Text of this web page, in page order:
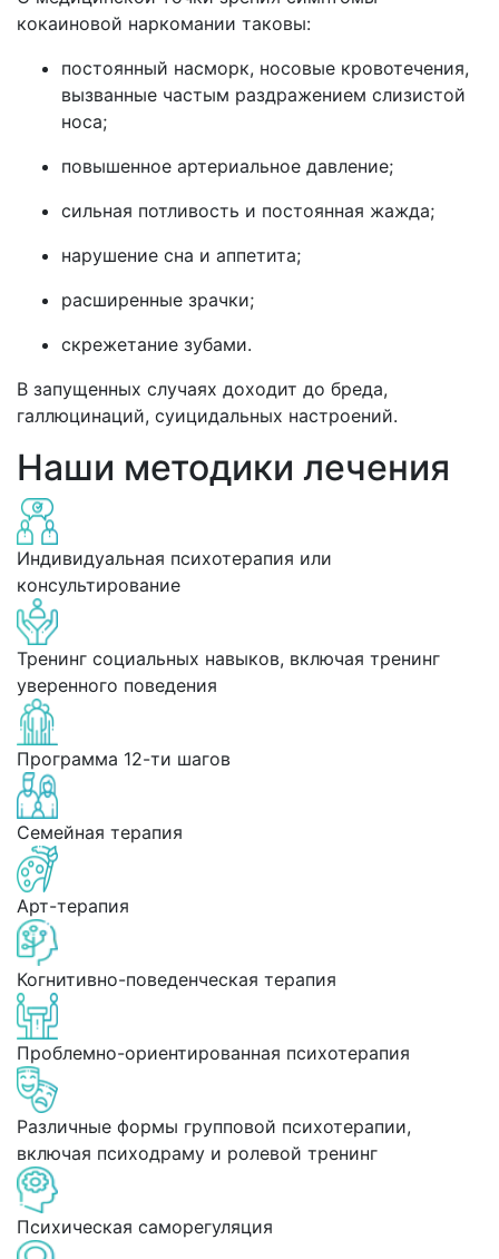
кокаиновой наркомании таковы:
постоянный насморк, носовые кровотечения,
вызванные частым раздражением слизистой
носа;
повышенное артериальное давление;
сильная потливость и постоянная жажда;
нарушение сна и аппетита;
расширенные зрачки;
скрежетание зубами.
В запущенных случаях доходит до бреда,
галлюцинаций, суицидальных настроений.
Наши методики лечения
Индивидуальная психотерапия или
консультирование
Тренинг социальных навыков, включая тренинг
уверенного поведения
Программа 12-ти шагов
Семейная терапия
Арт-терапия
Когнитивно-поведенческая терапия
Проблемно-ориентированная психотерапия
Различные формы групповой психотерапии,
включая психодраму и ролевой тренинг
Психическая саморегуляция